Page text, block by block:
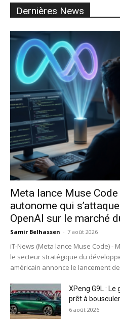
Dernières News
Meta lance Muse Code
autonome qui
OpenAI sur le marché
Samir Belhassen - 7 août 2026
iT-News (Meta lance Muse Code) -
le secteur stratégique du
américain annonce le lancement
XPeng G9L :
prêt à bousculer...
6 août 2026